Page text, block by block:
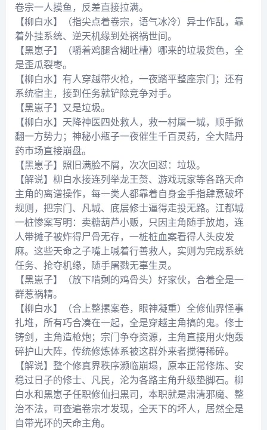
卷宗一人摸鱼，反差直接拉满。
【柳白水】（指尖点着卷宗，语气冰冷）异士作乱，靠
着外挂系统、逆天机缘到处祸祸世间。
【黑崽子】（嚼着鸡腿含糊吐槽）哪来的垃圾货色，全
是歪瓜裂枣。
【柳白水】有人穿越带火枪，一夜踏平整座宗门；还有
系统宿主，接到任务就铲除竞争对手。
【黑崽子】又是垃圾。
【柳白水】天降神医四处救人，救一村屠一城，顺手掀
翻一方势力；神秘小瓶子一夜催生千百灵药，全大陆丹
药市场直接崩盘。
【黑崽子】照旧满脸不屑，次次回怼：垃圾。
【解说】柳白水接连列举龙王赘、游戏玩家等各路天命
主角的离谱操作，每一类人都靠着自身金手指肆意破坏
规则，把宗门、凡城、底层修士逼得走投无路。江都城
一桩惨案写明：卖糖葫芦小贩，只因主角随手放炮，连
人带摊子被炸得尸骨无存，一桩桩血案看得人头皮发
麻。这些天命之子嘴上喊着行善救人，实则为完成系统
任务、抢夺机缘，随手屠戮无辜生灵。
【黑崽子】（放下啃剩的鸡骨头）好家伙，合着全是一
群惹祸精。
【柳白水】（合上整摞案卷，眼神凝重）全修仙界怪事
扎堆，所有巧合凑在一起，全是穿越主角搞的鬼。修士
铸剑，主角造枪炮；宗门争夺资源，主角直接用火炮轰
碎护山大阵，传统修炼体系被这群外来者搅得稀碎。
【解说】整个修真界秩序濒临崩塌，原本正常修炼、安
稳过日子的修士、凡民，沦为各路主角升级垫脚石。柳
白水和黑崽子任职修仙扫黑司，本职就是肃清邪魔、整
治不法，可查遍卷宗才发现，全天下的坏人，居然全是
自带光环的天命主角。